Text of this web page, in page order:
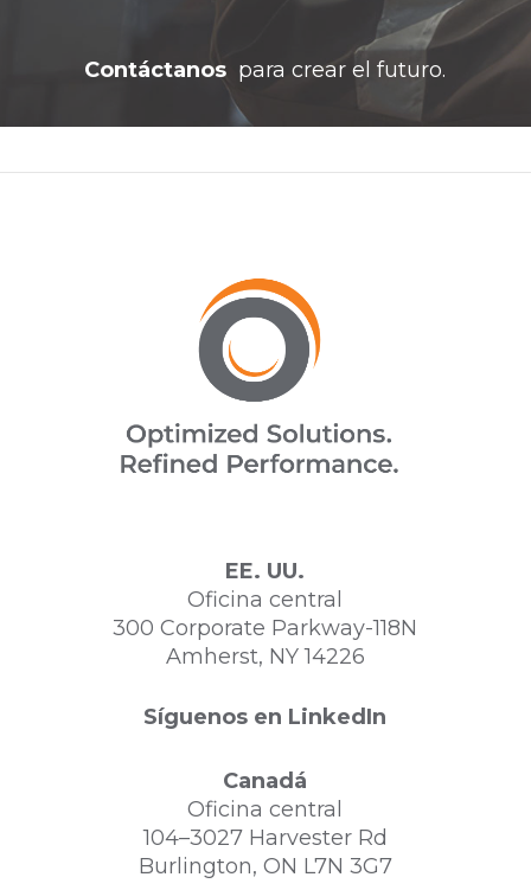
Contáctanos para crear el futuro.
EE. UU.
Oficina central
300 Corporate Parkway-118N
Amherst, NY 14226
Síguenos en LinkedIn
Canadá
Oficina central
104–3027 Harvester Rd
Burlington, ON L7N 3G7